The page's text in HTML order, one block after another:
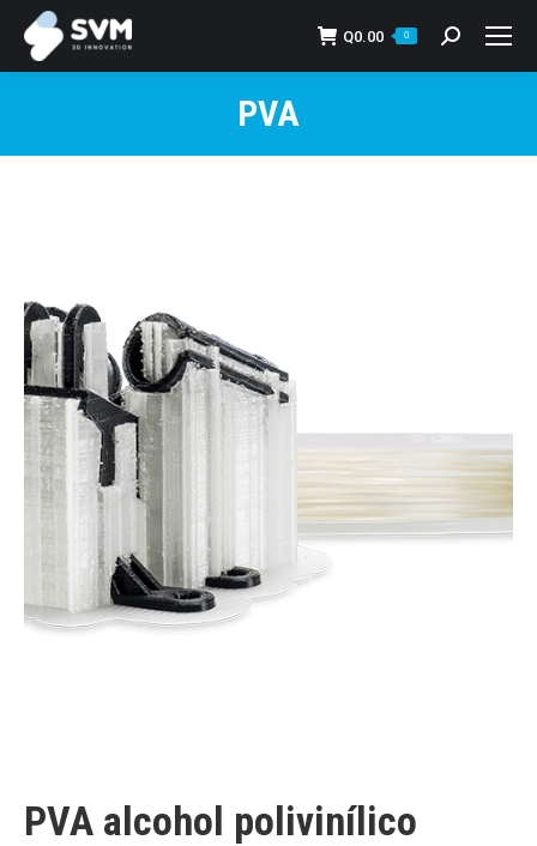
Q0.00 0 Search:
PVA
You are here:
PVA alcohol polivinílico